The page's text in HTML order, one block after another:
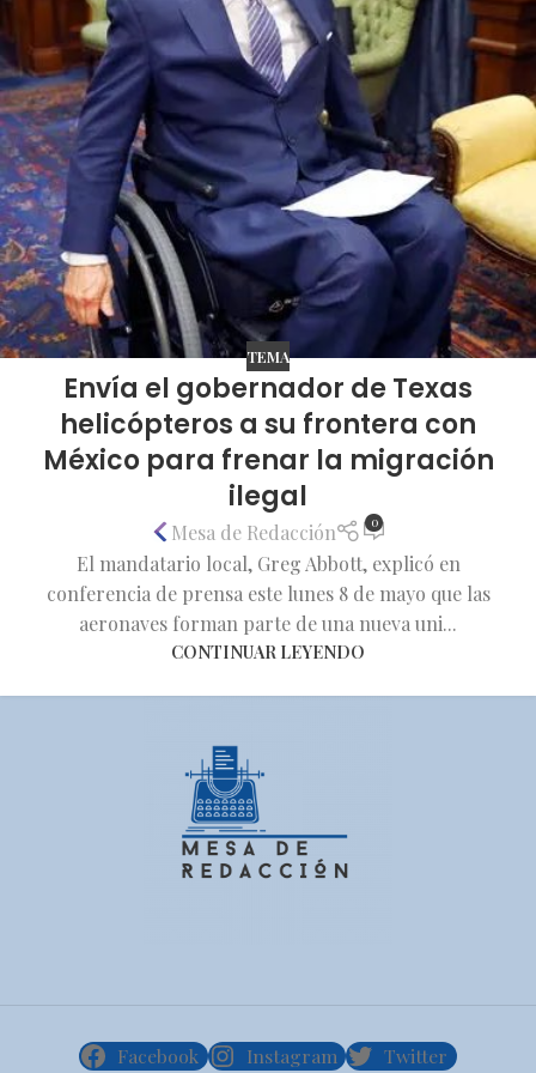
TEMA
Envía el gobernador de Texas
helicópteros a su frontera con
México para frenar la migración
ilegal
Mesa de Redacción 0
El mandatario local, Greg Abbott, explicó en
conferencia de prensa este lunes 8 de mayo que las
aeronaves forman parte de una nueva uni...
CONTINUAR LEYENDO
Facebook Instagram Twitter